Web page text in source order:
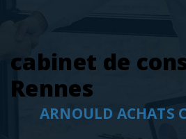
cabinet de
Rennes
ARNOULD ACHATS